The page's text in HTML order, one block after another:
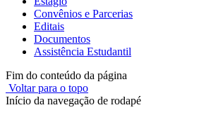
Convênios e Parcerias
Editais
Documentos
Assistência Estudantil
Fim do conteúdo da página
Voltar para o topo
Início da navegação de rodapé